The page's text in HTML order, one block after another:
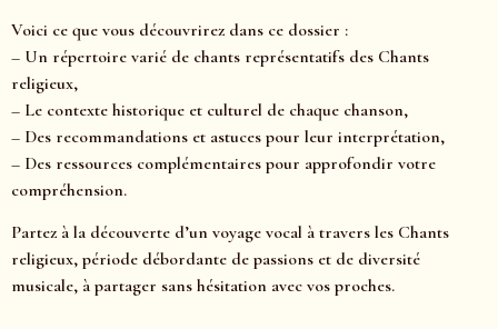
Voici ce que vous découvrirez dans ce dossier :
– Un répertoire varié de chants représentatifs des Chants
religieux,
– Le contexte historique et culturel de chaque chanson,
– Des recommandations et astuces pour leur interprétation,
– Des ressources complémentaires pour approfondir votre
compréhension.
Partez à la découverte d’un voyage vocal à travers les Chants
religieux, période débordante de passions et de diversité
musicale, à partager sans hésitation avec vos proches.